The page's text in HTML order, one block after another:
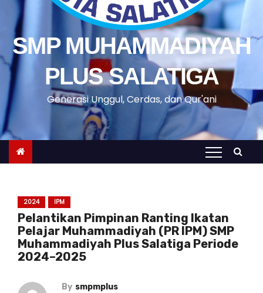
SMP MUHAMMADIYAH
PLUS SALATIGA
Generasi Unggul, Cerdas, dan Qur'ani
2024 IPM
Pelantikan Pimpinan Ranting Ikatan
Pelajar Muhammadiyah (PR IPM) SMP
Muhammadiyah Plus Salatiga Periode
2024–2025
By smpmplus